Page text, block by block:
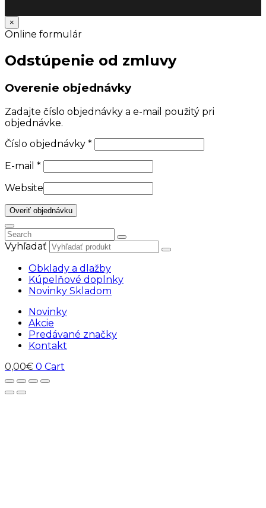
×
Online formulár
Odstúpenie od zmluvy
Overenie objednávky
Zadajte číslo objednávky a e-mail použitý pri
objednávke.
Číslo objednávky *
E-mail *
Website
Overiť objednávku
Vyhľadať
Obklady a dlažby
Kúpelňové doplnky
Novinky Skladom
Novinky
Akcie
Predávané značky
Kontakt
0,00€ 0 Cart